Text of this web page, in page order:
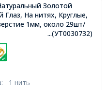
Золотой
Глаз, На нитях, Круглые,
1мм, около 29шт/
...(УТ0030732)
1 нить